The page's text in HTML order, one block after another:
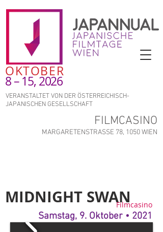
OKTOBER
8 – 15, 2026
VERANSTALTET VON DER ÖSTERREICHISCH-
JAPANISCHEN GESELLSCHAFT
FILMCASINO
MARGARETENSTRASSE 78, 1050 WIEN
MIDNIGHT SWANFilmcasino
Samstag, 9. Oktober • 2021